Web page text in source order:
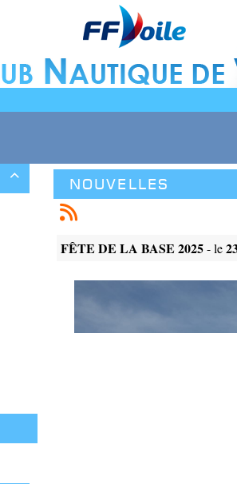
 Nouvelles
FÊTE DE LA BASE 2025 - le